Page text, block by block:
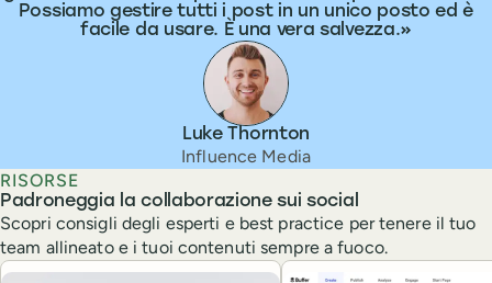
Possiamo gestire tutti i post in un unico posto ed è
facile da usare. È una vera salvezza.
Luke Thornton
Influence Media
RISORSE
Padroneggia la collaborazione sui social
Scopri consigli degli esperti e best practice per tenere il tuo
team allineato e i tuoi contenuti sempre a fuoco.